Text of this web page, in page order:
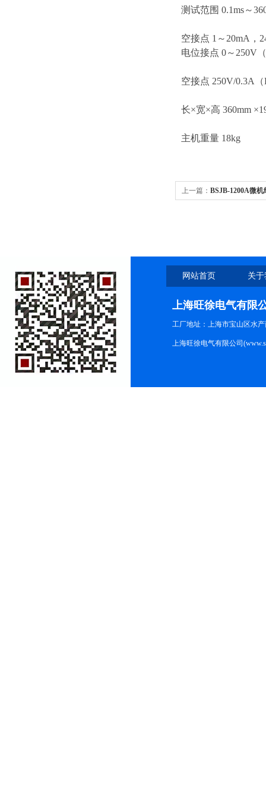
测试范围 0.1ms～
空接点 1～20mA，
电位接点 0～250V
空接点 250V/0.3A
长×宽×高 360mm
主机重量 18kg
上一篇： BSJB-1200A微
网站首页 关
上海旺徐电气有限
工厂地址：上海市宝山区水产
上海旺徐电气有限公司